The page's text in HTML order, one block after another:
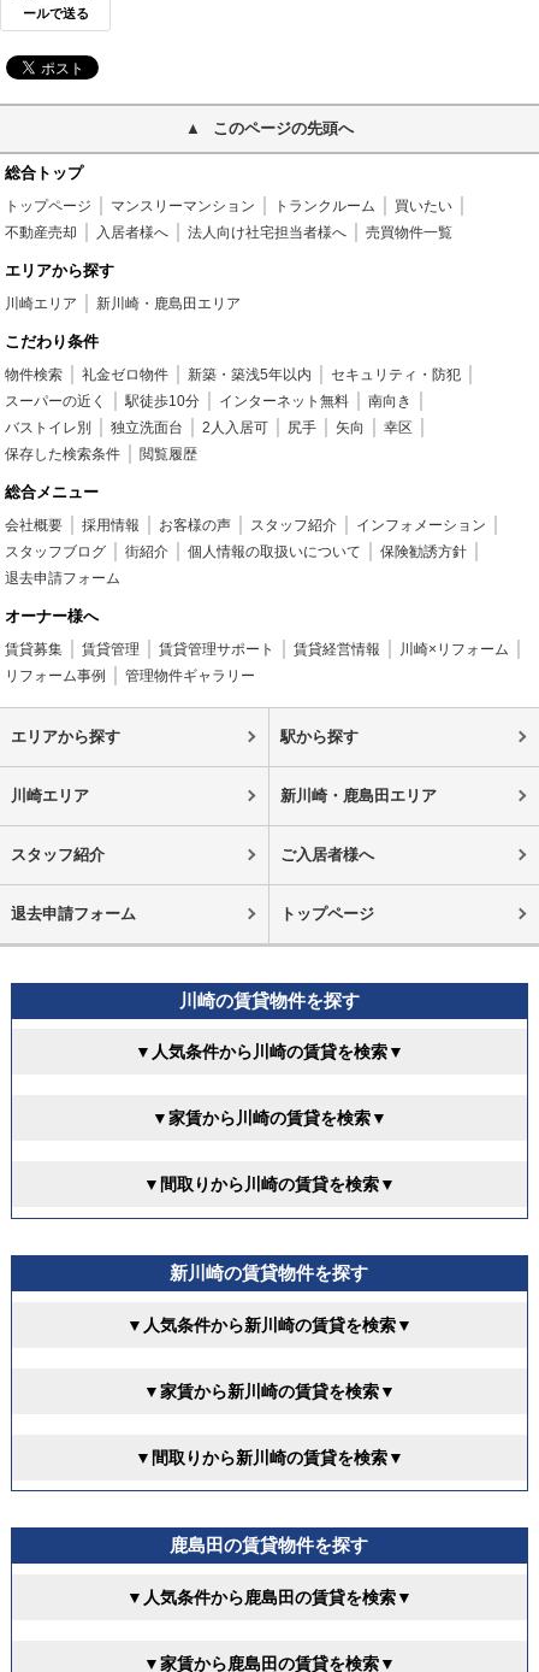
ールで送る
このページの先頭へ
総合トップ
トップページ マンスリーマンション トランクルーム
買いたい
不動産売却
入居者様へ 法人向け社宅担当者様へ 売買物件一覧
エリアから探す
川崎エリア 新川崎・鹿島田エリア
こだわり条件
物件検索 礼金ゼロ物件 新築・築浅5年以内
セキュリティ・防犯
スーパーの近く
駅徒歩10分 インターネット無料
南向き
バストイレ別
独立洗面台 2人入居可 尻手 矢向
幸区
保存した検索条件
閲覧履歴
総合メニュー
会社概要 採用情報 お客様の声 スタッフ紹介
インフォメーション
スタッフブログ
街紹介 個人情報の取扱いについて
保険勧誘方針
退去申請フォーム
オーナー様へ
賃貸募集 賃貸管理 賃貸管理サポート 賃貸経営情報
川崎×リフォーム
リフォーム事例
管理物件ギャラリー
エリアから探す 駅から探す
川崎エリア 新川崎・鹿島田エリア
スタッフ紹介 ご入居者様へ
退去申請フォーム トップページ
川崎の賃貸物件を探す
▼人気条件から川崎の賃貸を検索▼
▼家賃から川崎の賃貸を検索▼
▼間取りから川崎の賃貸を検索▼
新川崎の賃貸物件を探す
▼人気条件から新川崎の賃貸を検索▼
▼家賃から新川崎の賃貸を検索▼
▼間取りから新川崎の賃貸を検索▼
鹿島田の賃貸物件を探す
▼人気条件から鹿島田の賃貸を検索▼
▼家賃から鹿島田の賃貸を検索▼